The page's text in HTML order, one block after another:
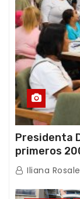
Presidenta
primeros
de los
Iliana